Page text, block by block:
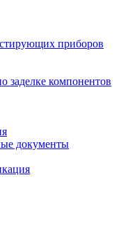
приборов
заделке компонентов
документы